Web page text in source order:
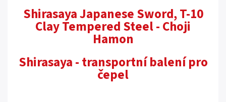
Shirasaya Japanese Sword, T-10
Clay Tempered Steel - Choji
Hamon
Shirasaya - transportní balení pro
čepel